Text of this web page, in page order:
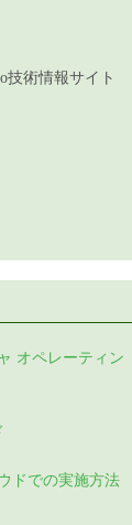
技術情報サイト
オペレーティン
ドでの実施方法